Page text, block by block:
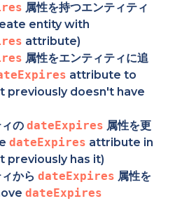
属性を持つエンティティ
entity with
attribute)
属性をエンティティに追
attribute to
previously doesn't have
の dateExpires 属性を更
dateExpires attribute in
previously has it)
から dateExpires 属性を
dateExpires